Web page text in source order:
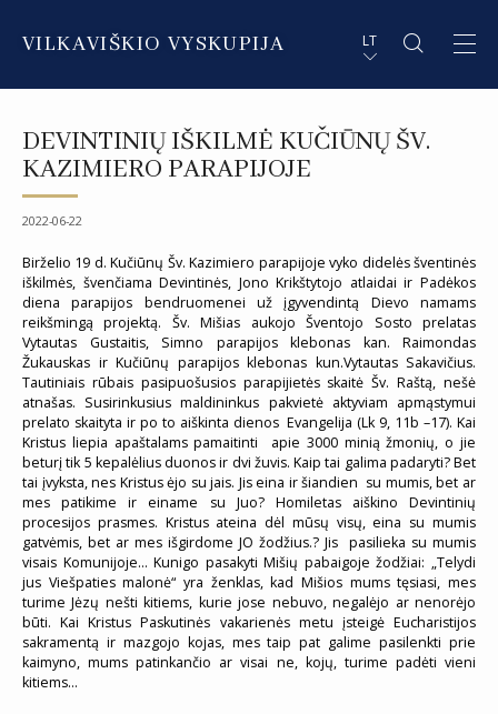
VILKAVIŠKIO VYSKUPIJA LT
DVASININKAI
DEKANATAI IR PARAPIJOS
PAŠVĘSTAS GYVENIMAS
EN SUMMARY
IT SOMMARIO
DEVINTINIŲ IŠKILMĖ KUČIŪNŲ ŠV.
KAZIMIERO PARAPIJOJE
2022-06-22
Birželio 19 d. Kučiūnų Šv. Kazimiero parapijoje vyko didelės šventinės
iškilmės, švenčiama Devintinės, Jono Krikštytojo atlaidai ir Padėkos
diena parapijos bendruomenei už įgyvendintą Dievo namams
reikšmingą projektą. Šv. Mišias aukojo Šventojo Sosto prelatas
Vytautas Gustaitis, Simno parapijos klebonas kan. Raimondas
Žukauskas ir Kučiūnų parapijos klebonas kun.Vytautas Sakavičius.
Tautiniais rūbais pasipuošusios parapijietės skaitė Šv. Raštą, nešė
atnašas. Susirinkusius maldininkus pakvietė aktyviam apmąstymui
prelato skaityta ir po to aiškinta dienos Evangelija (Lk 9, 11b –17). Kai
Kristus liepia apaštalams pamaitinti apie 3000 minią žmonių, o jie
beturį tik 5 kepalėlius duonos ir dvi žuvis. Kaip tai galima padaryti? Bet
tai įvyksta, nes Kristus ėjo su jais. Jis eina ir šiandien su mumis, bet ar
mes patikime ir einame su Juo? Homiletas aiškino Devintinių
procesijos prasmes. Kristus ateina dėl mūsų visų, eina su mumis
gatvėmis, bet ar mes išgirdome JO žodžius.? Jis pasilieka su mumis
visais Komunijoje… Kunigo pasakyti Mišių pabaigoje žodžiai: „Telydi
jus Viešpaties malonė“ yra ženklas, kad Mišios mums tęsiasi, mes
turime Jėzų nešti kitiems, kurie jose nebuvo, negalėjo ar nenorėjo
būti. Kai Kristus Paskutinės vakarienės metu įsteigė Eucharistijos
sakramentą ir mazgojo kojas, mes taip pat galime pasilenkti prie
kaimyno, mums patinkančio ar visai ne, kojų, turime padėti vieni
kitiems…